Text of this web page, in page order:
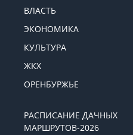
ВЛАСТЬ
ЭКОНОМИКА
КУЛЬТУРА
ЖКХ
ОРЕНБУРЖЬЕ
РАСПИСАНИЕ ДАЧНЫХ
МАРШРУТОВ-2026